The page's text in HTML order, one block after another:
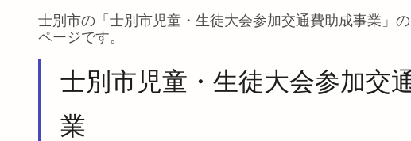
士別市の「 士別市児童・生徒大会参加交通費助成事業 」
ページです。
士別市児童・生徒大会参加交
業